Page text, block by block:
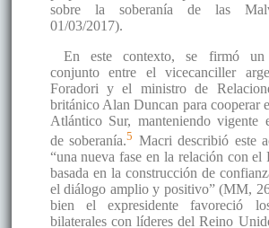
sobre la soberanía de las
01/03/2017).
En este contexto, se firmó un
conjunto entre el vicecanciller
Foradori y el ministro de
británico Alan Duncan para cooperar
Atlántico Sur, manteniendo vigente
de soberanía.5 Macri describió este
“una nueva fase en la relación con
basada en la construcción de
el diálogo amplio y positivo” (MM,
bien el expresidente favoreció
bilaterales con líderes del Reino